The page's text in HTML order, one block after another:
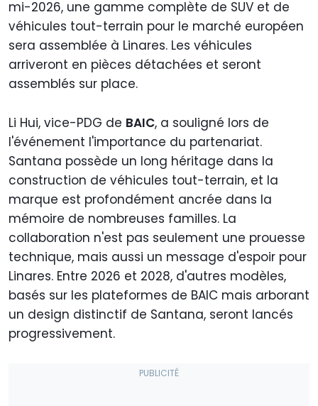
mi-2026, une gamme complète de SUV et de
véhicules tout-terrain pour le marché européen
sera assemblée à Linares. Les véhicules
arriveront en pièces détachées et seront
assemblés sur place.
Li Hui, vice-PDG de BAIC, a souligné lors de
l'événement l'importance du partenariat.
Santana possède un long héritage dans la
construction de véhicules tout-terrain, et la
marque est profondément ancrée dans la
mémoire de nombreuses familles. La
collaboration n'est pas seulement une prouesse
technique, mais aussi un message d'espoir pour
Linares. Entre 2026 et 2028, d'autres modèles,
basés sur les plateformes de BAIC mais arborant
un design distinctif de Santana, seront lancés
progressivement.